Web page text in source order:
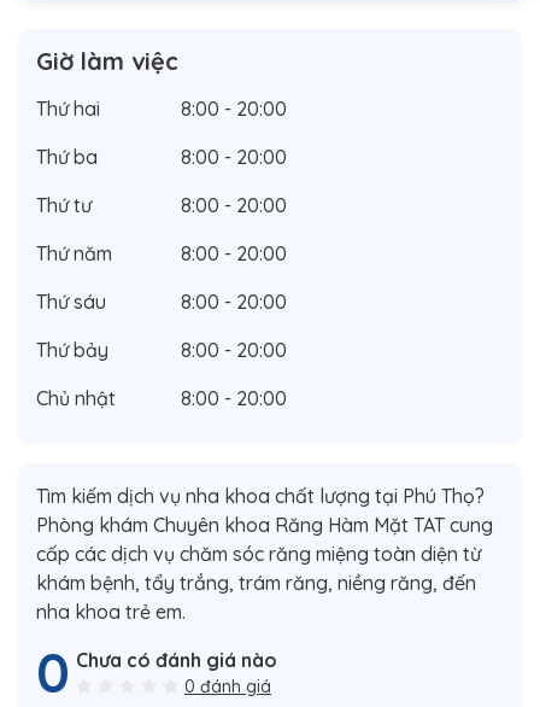
Giờ làm việc
Thứ hai
8:00 - 20:00
Thứ ba
8:00 - 20:00
Thứ tư
8:00 - 20:00
Thứ năm
8:00 - 20:00
Thứ sáu
8:00 - 20:00
Thứ bảy
8:00 - 20:00
Chủ nhật
8:00 - 20:00
Tìm kiếm dịch vụ nha khoa chất lượng tại Phú Thọ?
Phòng khám Chuyên khoa Răng Hàm Mặt TAT cung
cấp các dịch vụ chăm sóc răng miệng toàn diện từ
khám bệnh, tẩy trắng, trám răng, niềng răng, đến
nha khoa trẻ em.
0 Chưa có đánh giá nào
0 đánh giá